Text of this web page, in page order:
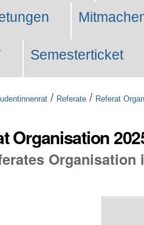
Semesterticket
/ Referate / Referat
Organisation